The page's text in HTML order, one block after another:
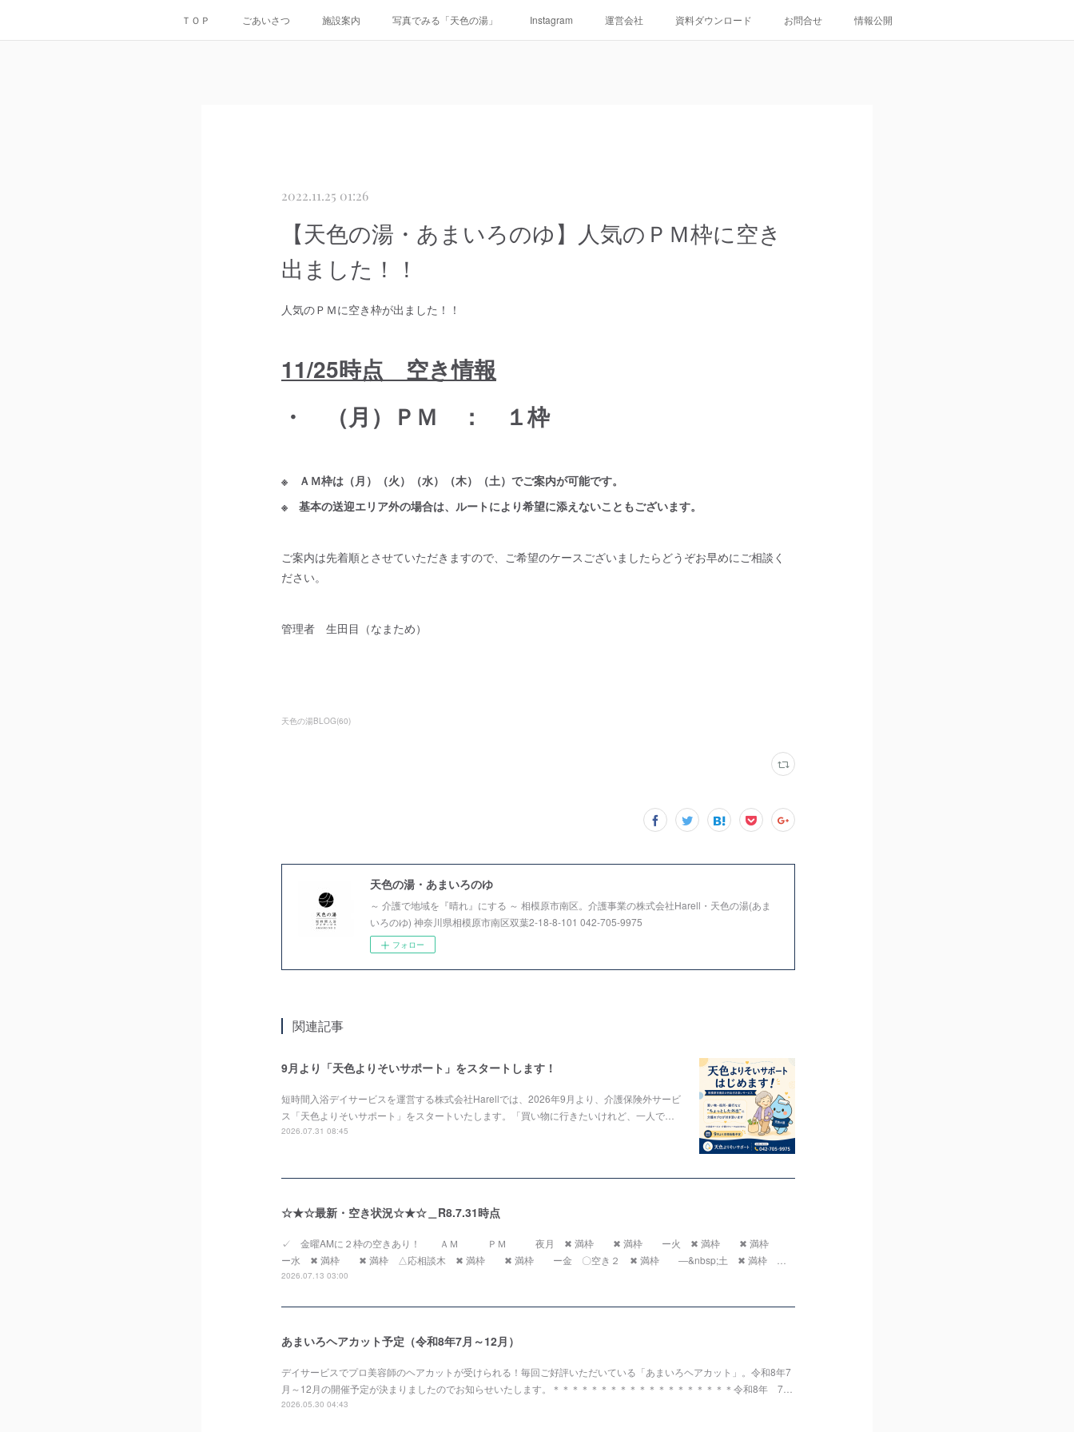
ＴＯＰ ごあいさつ 施設案内 写真でみる「天色の湯」 Instagram 運営会社 資料ダウンロード お問合せ 情報公開
2022.11.25 01:26
【天色の湯・あまいろのゆ】人気のＰＭ枠に空き
出ました！！
人気のＰＭに空き枠が出ました！！
11/25時点 空き情報
・ （月）ＰＭ ： １枠
※ ＡＭ枠は（月）（火）（水）（木）（土）でご案内が可能です。
※ 基本の送迎エリア外の場合は、ルートにより希望に添えないこともございます。
ご案内は先着順とさせていただきますので、ご希望のケースございましたらどうぞお早めにご相談く
ださい。
管理者 生田目（なまため）
天色の湯BLOG(60)
天色の湯・あまいろのゆ
～ 介護で地域を『晴れ』にする ～ 相模原市南区。介護事業の株式会社Harell・天色の湯(あま
いろのゆ) 神奈川県相模原市南区双葉2-18-8-101 042-705-9975
フォロー
関連記事
9月より「天色よりそいサポート」をスタートします！
短時間入浴デイサービスを運営する株式会社Harellでは、2026年9月より、介護保険外サービ
ス「天色よりそいサポート」をスタートいたします。「買い物に行きたいけれど、一人で…
2026.07.31 08:45
☆★☆最新・空き状況☆★☆＿R8.7.31時点
✓ 金曜AMに２枠の空きあり！ ＡＭ ＰＭ 夜月 ✖ 満枠 ✖ 満枠 ー火 ✖ 満枠 ✖ 満枠
ー水 ✖ 満枠 ✖ 満枠 △応相談木 ✖ 満枠 ✖ 満枠 ー金 〇空き２ ✖ 満枠 ―&nbsp;土 ✖ 満枠 …
2026.07.13 03:00
あまいろヘアカット予定（令和8年7月～12月）
デイサービスでプロ美容師のヘアカットが受けられる！毎回ご好評いただいている「あまいろヘアカット」。令和8年7
月～12月の開催予定が決まりましたのでお知らせいたします。＊＊＊＊＊＊＊＊＊＊＊＊＊＊＊＊＊＊＊令和8年 7…
2026.05.30 04:43